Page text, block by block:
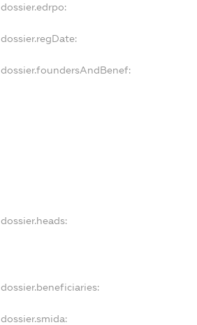
dossier.edrpo:
dossier.regDate:
dossier.foundersAndBenef:
dossier.heads:
dossier.beneficiaries:
dossier.smida: